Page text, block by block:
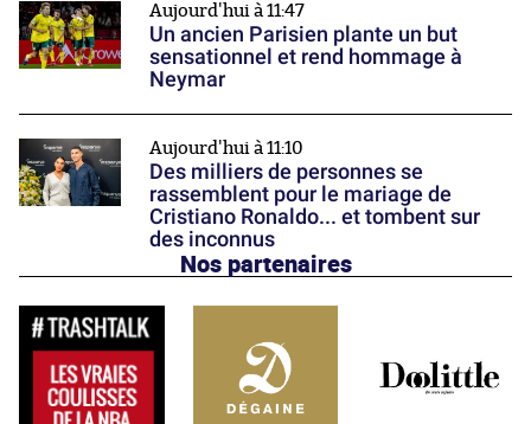
Aujourd'hui à 11:47
Un ancien Parisien plante un but
sensationnel et rend hommage à
Neymar
Aujourd'hui à 11:10
Des milliers de personnes se
rassemblent pour le mariage de
Cristiano Ronaldo... et tombent sur
des inconnus
Nos partenaires